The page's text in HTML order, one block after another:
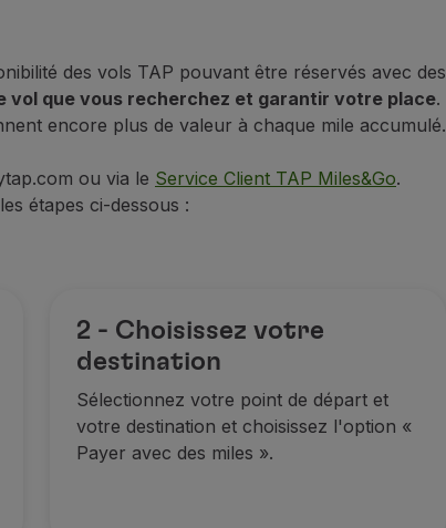
des vols TAP pouvant être réservés avec
vol que vous recherchez et garantir votre place.
encore plus de valeur à chaque mile
ou via le Service Client TAP Miles&Go.
étapes ci-dessous :
2 - Choisissez votre
destination
Sélectionnez votre point de départ et
votre destination et choisissez l'option «
Payer avec des miles ».